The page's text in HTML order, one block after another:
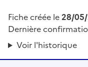
Fiche créée le28/
Dernière
Voir l'historique